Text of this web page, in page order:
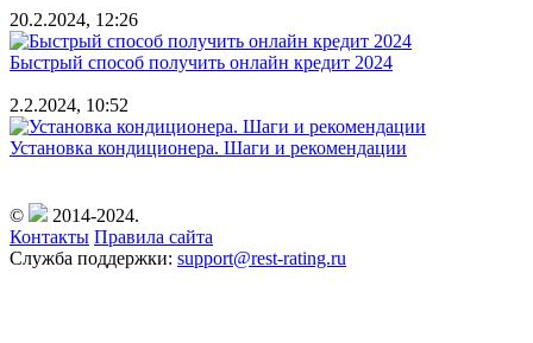
20.2.2024, 12:26
Быстрый способ получить онлайн кредит 2024
2.2.2024, 10:52
Установка кондиционера. Шаги и рекомендации
©
2014-2024.
Контакты Правила сайта
Служба поддержки: support@rest-rating.ru